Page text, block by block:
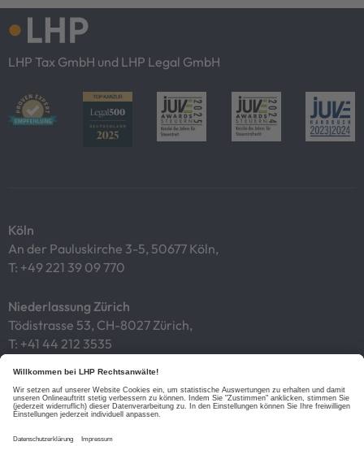
LHP Tax GmbH und LHP Legal GmbH
Köln
An der Pauluskirche 3-5, 50677 Köln,
T: +49 221 39 09 770
Niederlassung Zürich
Tödistrasse 53, CH-8027 Zürich,
T: +41 44 212 3535